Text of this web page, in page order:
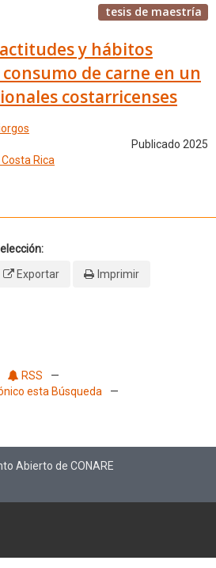
tesis de maestría
y hábitos
de carne en un
costarricenses
Publicado 2025
Rica
Exportar Imprimir
RSS
—
esta Búsqueda
—
Abierto de CONARE